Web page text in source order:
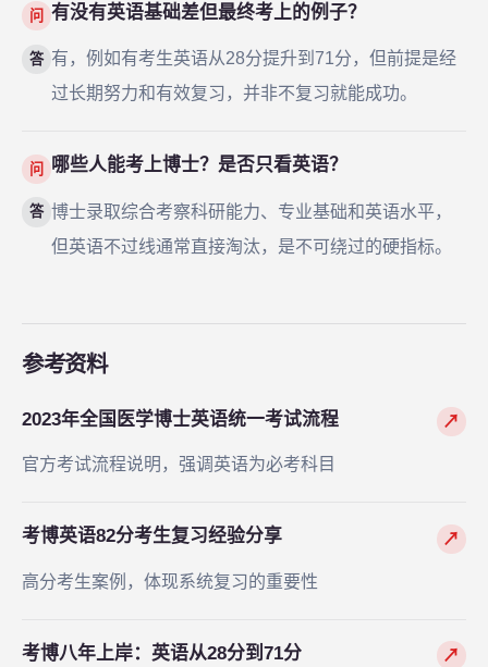
问 有没有英语基础差但最终考上的例子？
答 有，例如有考生英语从28分提升到71分，但前提是经
过长期努力和有效复习，并非不复习就能成功。
问 哪些人能考上博士？是否只看英语？
答 博士录取综合考察科研能力、专业基础和英语水平，
但英语不过线通常直接淘汰，是不可绕过的硬指标。
参考资料
2023年全国医学博士英语统一考试流程 ↗
官方考试流程说明，强调英语为必考科目
考博英语82分考生复习经验分享 ↗
高分考生案例，体现系统复习的重要性
考博八年上岸：英语从28分到71分 ↗